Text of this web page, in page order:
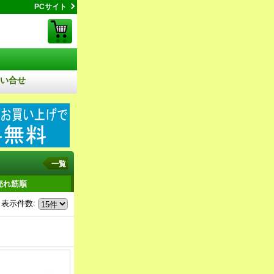
PCサイト
合せ
一覧
れ筋順
表示件数: